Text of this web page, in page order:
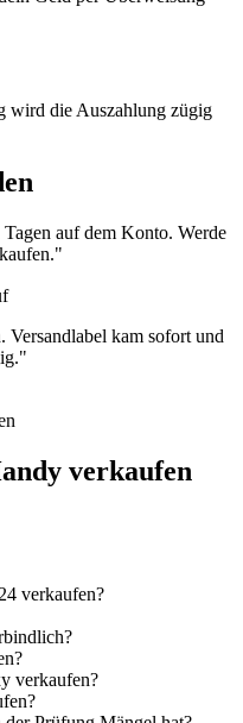
wird die Auszahlung zügig
auf dem Konto. Werde
Versandlabel kam sofort und
verkaufen
verkaufen?
verkaufen?